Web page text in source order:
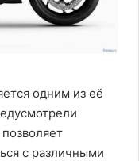
одним из её
с различными